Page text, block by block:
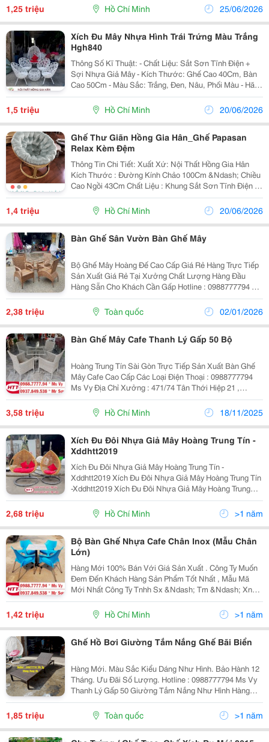
1,25 triệu Hồ Chí Minh 25/06/2026
Xích Đu Mây Nhựa Hình Trái Trứng Màu Trắng
Hgh840
Thông Số Kĩ Thuật: - Chất Liệu: Sắt Sơn Tĩnh Điện +
Sợi Nhựa Giả Mây - Kích Thước: Ghế Cao 40Cm, Bàn
Cao 50Cm - Màu Sắc: Trắng, Đen, Nâu, Phối Màu - Hãng
Sản Xuất: Hồng Gia Hân - Nơi Sản Xuất: Việt Nam -
Bảo Hành: 12 Tháng - Ship Toàn Quốc, Free Sh
1,5 triệu Hồ Chí Minh 20/06/2026
Ghế Thư Giãn Hồng Gia Hân_Ghế Papasan
Relax Kèm Đệm
Thông Tin Chi Tiết: Xuất Xứ: Nội Thất Hồng Gia Hân
Kích Thước : Đường Kính Chảo 100Cm &Ndash; Chiều
Cao Ngồi 43Cm Chất Liệu : Khung Sắt Sơn Tĩnh Điện +
Đệm Cao Cấp Tuổi Thọ: 5-10 Năm Bảo Hành : Khung
Ghế 12 Tháng, Đệm Ghế 3 Tháng. Papasan
1,4 triệu Hồ Chí Minh 20/06/2026
Bàn Ghế Sân Vườn Bàn Ghế Mây
Bộ Ghế Mây Hoàng Đế Cao Cấp Giá Rẻ Hàng Trực Tiếp
Sản Xuất Giá Rẻ Tại Xưởng Chất Lượng Hàng Đầu
Hàng Sẵn Cho Khách Cần Gấp Hotline : 0988777794 Ms
Vy
2,38 triệu Toàn quốc 02/01/2026
Bàn Ghế Mây Cafe Thanh Lý Gấp 50 Bộ
Hoàng Trung Tín Sài Gòn Trực Tiếp Sản Xuất Bàn Ghế
Mây Cafe Cao Cấp Các Loại Điện Thoại : 0988777794
Ms Vy Địa Chỉ Xưởng : 471/74 Tân Thới Hiệp 21 ,
Phường Tân Thới Hiệp , Quận 12
3,58 triệu Hồ Chí Minh 18/11/2025
Xích Đu Đôi Nhựa Giả Mây Hoàng Trung Tín -
Xddhtt2019
Xích Đu Đôi Nhựa Giả Mây Hoàng Trung Tín -
Xddhtt2019 Xích Đu Đôi Nhựa Giả Mây Hoàng Trung Tín
-Xddhtt2019 Xích Đu Đôi Nhựa Giả Mây Hoàng Trung
Tín -Xddhtt2019 Xích Đu Đôi Nhựa Giả Mây Hoàng
Trung Tín -Xddhtt2019 Xích Đu Đôi Nhựa Giả Mây...
2,68 triệu Hồ Chí Minh >1 năm
Bộ Bàn Ghế Nhựa Cafe Chân Inox (Mẫu Chân
Lớn)
Hàng Mới 100% Bán Với Giá Sản Xuất . Công Ty Muốn
Đem Đến Khách Hàng Sản Phẩm Tốt Nhất , Mẫu Mã
Mới Nhất Công Ty Tnhh Sx &Ndash; Tm &Ndash; Xnk
Hoàng Trung Tín Chuyên Sản Xuất Bàn Ghế Dùng Cho
Các Công Trình Quán : Cafê,Nhà Hàng,Quán...
1,42 triệu Hồ Chí Minh >1 năm
Ghế Hồ Bơi Giường Tắm Nắng Ghế Bãi Biển
Hàng Mới. Màu Sắc Kiểu Dáng Như Hình. Bảo Hành 12
Tháng. Ưu Đãi Số Lượng. Hotline : 0988777794 Ms Vy
Thanh Lý Gấp 50 Giường Tắm Nắng Như Hình Hàng
Mới 100% . Dọn Kho Cuối Năm Xã. Hotline :
0988777794 Ms Vy
1,85 triệu Toàn quốc >1 năm